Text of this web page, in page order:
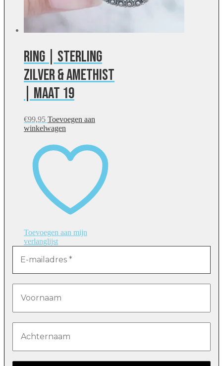
Ring | Sterling
zilver & amethist
| maat 19
€99,95 Toevoegen aan
winkelwagen
Toevoegen aan mijn
verlanglijst